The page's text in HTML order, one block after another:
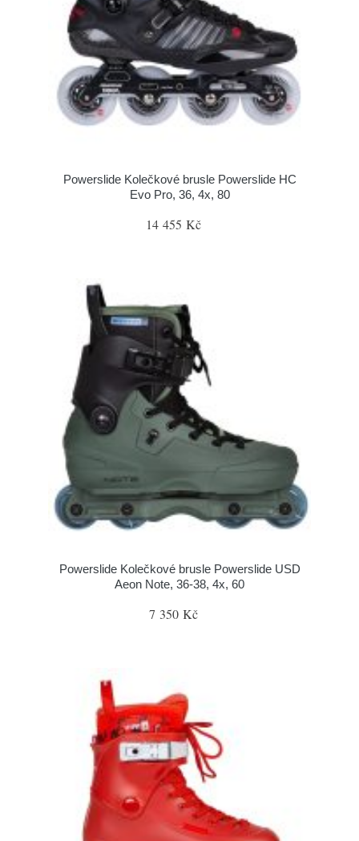
Powerslide Kolečkové brusle Powerslide HC
Evo Pro, 36, 4x, 80
14 455 Kč
Powerslide Kolečkové brusle Powerslide USD
Aeon Note, 36-38, 4x, 60
7 350 Kč